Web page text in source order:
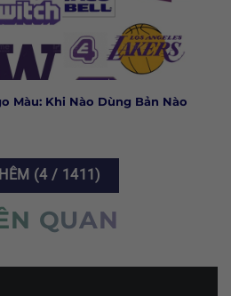
Màu: Khi Nào Dùng Bản Nào
(4/ 1411)
QUAN